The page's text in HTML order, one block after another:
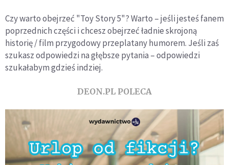
Czy warto obejrzeć "Toy Story 5"? Warto – jeśli jesteś fanem
poprzednich części i chcesz obejrzeć ładnie skrojoną
historię / film przygodowy przeplatany humorem. Jeśli zaś
szukasz odpowiedzi na głębsze pytania – odpowiedzi
szukałabym gdzieś indziej.
DEON.PL POLECA